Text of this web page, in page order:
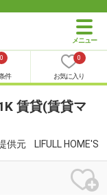
0
件
0
お気に入り
賃貸(賃貸マ
供元 LIFULL HOME'S